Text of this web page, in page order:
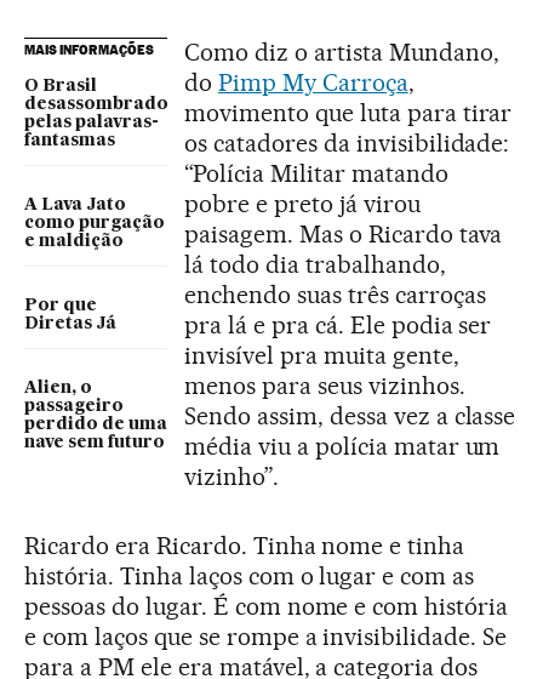
MAIS INFORMAÇÕES
O Brasil
desassombrado
pelas palavras-
fantasmas
A Lava Jato
como purgação
e maldição
Por que
Diretas Já
Alien, o
passageiro
perdido de uma
nave sem futuro
Como diz o artista Mundano,
do Pimp My Carroça,
movimento que luta para tirar
os catadores da invisibilidade:
“Polícia Militar matando
pobre e preto já virou
paisagem. Mas o Ricardo tava
lá todo dia trabalhando,
enchendo suas três carroças
pra lá e pra cá. Ele podia ser
invisível pra muita gente,
menos para seus vizinhos.
Sendo assim, dessa vez a classe
média viu a polícia matar um
vizinho”.
Ricardo era Ricardo. Tinha nome e tinha
história. Tinha laços com o lugar e com as
pessoas do lugar. É com nome e com história
e com laços que se rompe a invisibilidade. Se
para a PM ele era matável, a categoria dos